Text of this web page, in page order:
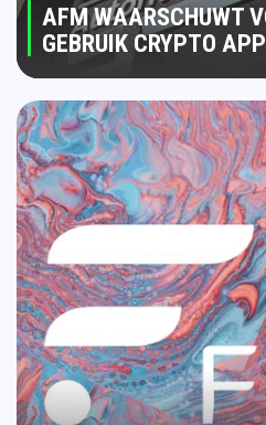
AFM WAARSCHUWT
GEBRUIK CRYPTO